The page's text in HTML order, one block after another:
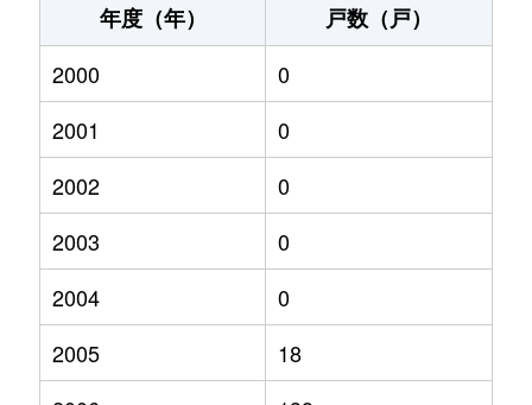
年度（年）
戸数（戸）
2000
0
2001
0
2002
0
2003
0
2004
0
2005
18